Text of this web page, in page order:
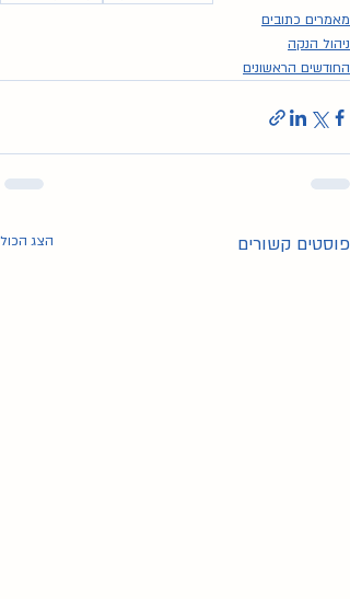
מאמרים כתובים
ניהול הנקה
החודשים הראשונים
פוסטים קשורים הצג הכול